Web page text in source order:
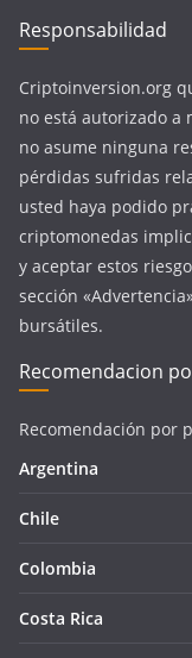
Responsabilidad
Criptoinversion.org
no está autorizado a
no asume ninguna
pérdidas sufridas
usted haya podido
criptomonedas
y aceptar estos
sección
bursátiles.
Recomendacion
Recomendación por
Argentina
Chile
Colombia
Costa Rica